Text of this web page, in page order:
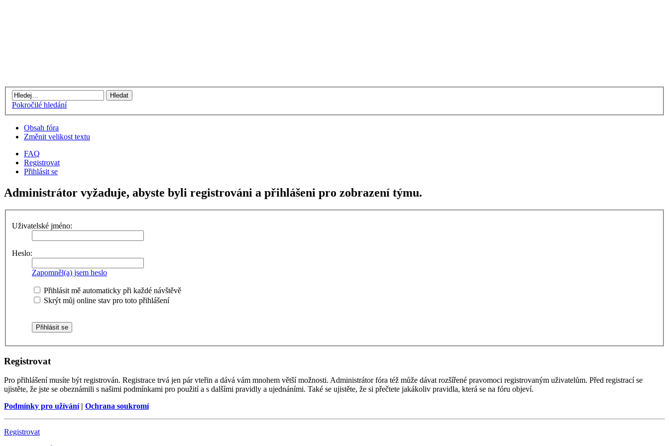
Pokročilé hledání
Obsah fóra
Změnit velikost textu
FAQ
Registrovat
Přihlásit se
Administrátor vyžaduje, abyste byli registrováni a přihlášeni pro zobrazení týmu.
Uživatelské jméno:
Heslo:
Zapomněl(a) jsem heslo
Přihlásit mě automaticky při každé návštěvě
Skrýt můj online stav pro toto přihlášení
Registrovat
Pro přihlášení musíte být registrován. Registrace trvá jen pár vteřin a dává vám mnohem větší možnosti. Administrátor fóra též může dávat rozšířené pravomoci registrovaným uživatelům. Před registrací se
ujistěte, že jste se obeznámili s našimi podmínkami pro použití a s dalšími pravidly a ujednáními. Také se ujistěte, že si přečtete jakákoliv pravidla, která se na fóru objeví.
Podmínky pro užívání| Ochrana soukromí
Registrovat